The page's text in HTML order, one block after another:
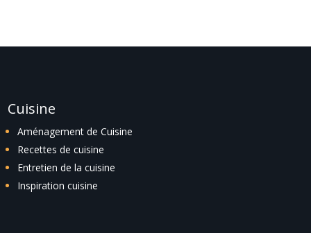
Cuisine
Aménagement de Cuisine
Recettes de cuisine
Entretien de la cuisine
Inspiration cuisine